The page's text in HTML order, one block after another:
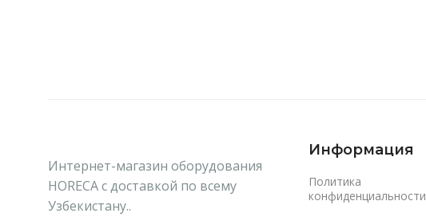
Интернет-магазин оборудования
HORECA с доставкой по всему
Узбекистану..
Информация
Политика
конфиденциальности